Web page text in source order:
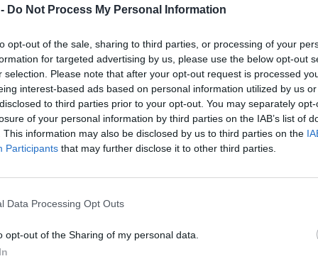
Do Not Process My Personal Information
opt-out of the sale, sharing to third parties, or processing of your
for targeted advertising by us, please use the below opt-out
selection. Please note that after your opt-out request is processed
interest-based ads based on personal information utilized by us
to third parties prior to your opt-out. You may separately
of your personal information by third parties on the IAB’s list of
This information may also be disclosed by us to third parties on the
Participants that may further disclose it to other third parties.
Data Processing Opt Outs
opt-out of the Sharing of my personal data.
lovcům vlků a
ministři Šebestyán a
kruh varuje před oslabením
krajiny, povolením
jedů proti hrabošům,
ochrany ohrožených
strategického
ministrů Martina
a Českomoravské